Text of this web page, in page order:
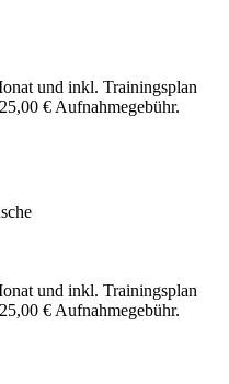
und inkl. Trainingsplan
€ Aufnahmegebühr.
und inkl. Trainingsplan
€ Aufnahmegebühr.